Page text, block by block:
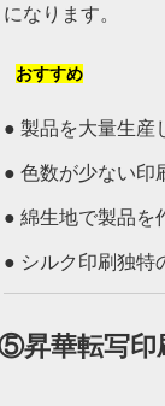
になります。
おすすめ
● 製品を大量生産
● 色数が少ない印
● 綿生地で製品を
● シルク印刷独特
昇華転写